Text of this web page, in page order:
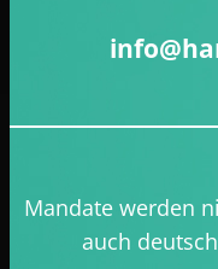
Mandate werden
auch